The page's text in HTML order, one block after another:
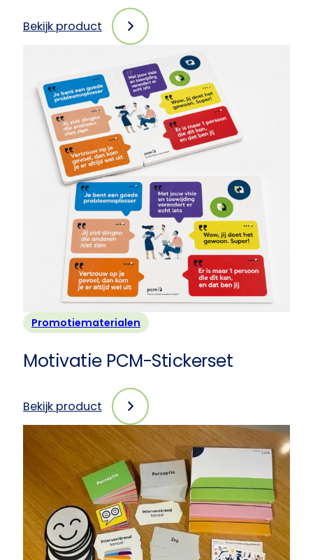
Bekijk product
:
pennen
Promotiematerialen
Motivatie PCM-Stickerset
Bekijk product
:
Motivatie
PCM-
Stickerset